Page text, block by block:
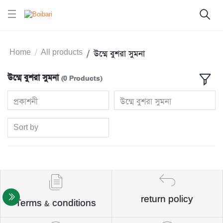
Home All products উম্মে বুশরা সুমনা
উম্মে বুশরা সুমনা(0 Products)
প্রকাশনী উম্মে বুশরা সুমনা
Sort by
Terms & conditions return policy